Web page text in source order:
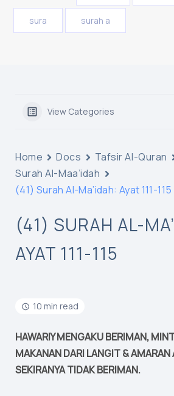
sura surah a
View Categories
Home Docs
Tafsir Al-Quran
Surah Al-Maa’idah
(41) Surah Al-Ma’idah: Ayat 111-115
(41) SURAH AL-
AYAT 111-115
10 min read
HAWARIY MENGAKU BERIMAN,
MAKANAN DARI LANGIT & AMARAN
SEKIRANYA TIDAK BERIMAN.